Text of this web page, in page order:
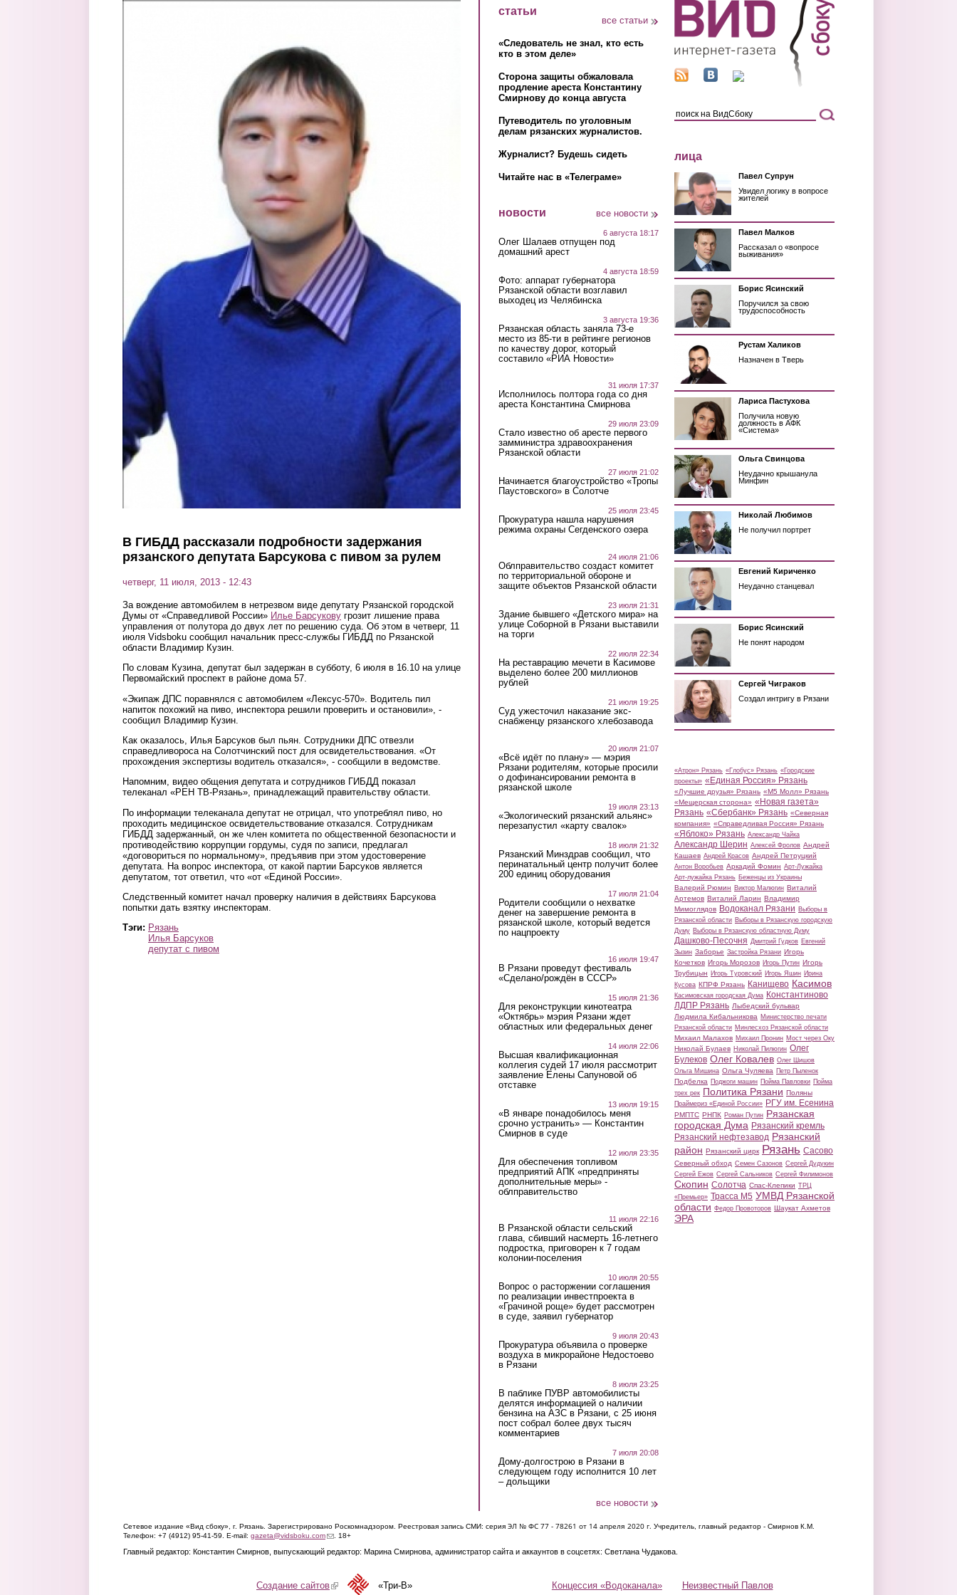
В ГИБДД рассказали подробности задержания
рязанского депутата Барсукова с пивом за рулем
четверг, 11 июля, 2013 - 12:43
За вождение автомобилем в нетрезвом виде депутату Рязанской городской
Думы от «Справедливой России» Илье Барсукову грозит лишение права
управления от полутора до двух лет по решению суда. Об этом в четверг, 11
июля Vidsboku сообщил начальник пресс-службы ГИБДД по Рязанской
области Владимир Кузин.
По словам Кузина, депутат был задержан в субботу, 6 июля в 16.10 на улице
Первомайский проспект в районе дома 57.
«Экипаж ДПС поравнялся с автомобилем «Лексус-570». Водитель пил
напиток похожий на пиво, инспектора решили проверить и остановили», -
сообщил Владимир Кузин.
Как оказалось, Илья Барсуков был пьян. Сотрудники ДПС отвезли
справедливороса на Солотчинский пост для освидетельствования. «От
прохождения экспертизы водитель отказался», - сообщили в ведомстве.
Напомним, видео общения депутата и сотрудников ГИБДД показал
телеканал «РЕН ТВ-Рязань», принадлежащий правительству области.
По информации телеканала депутат не отрицал, что употреблял пиво, но
проходить медицинское освидетельствование отказался. Сотрудникам
ГИБДД задержанный, он же член комитета по общественной безопасности и
противодействию коррупции гордумы, судя по записи, предлагал
«договориться по нормальному», предъявив при этом удостоверение
депутата. На вопрос инспектора, от какой партии Барсуков является
депутатом, тот ответил, что «от «Единой России».
Следственный комитет начал проверку наличия в действиях Барсукова
попытки дать взятку инспекторам.
Тэги: Рязань
Илья Барсуков
депутат с пивом
статьи
все статьи
«Следователь не знал, кто есть
кто в этом деле»
Сторона защиты обжаловала
продление ареста Константину
Смирнову до конца августа
Путеводитель по уголовным
делам рязанских журналистов.
Журналист? Будешь сидеть
Читайте нас в «Телеграме»
новости все новости
6 августа 18:17
Олег Шалаев отпущен под
домашний арест
4 августа 18:59
Фото: аппарат губернатора
Рязанской области возглавил
выходец из Челябинска
3 августа 19:36
Рязанская область заняла 73-е
место из 85-ти в рейтинге регионов
по качеству дорог, который
составило «РИА Новости»
31 июля 17:37
Исполнилось полтора года со дня
ареста Константина Смирнова
29 июля 23:09
Стало известно об аресте первого
замминистра здравоохранения
Рязанской области
27 июля 21:02
Начинается благоустройство «Тропы
Паустовского» в Солотче
25 июля 23:45
Прокуратура нашла нарушения
режима охраны Сегденского озера
24 июля 21:06
Облправительство создаст комитет
по территориальной обороне и
защите объектов Рязанской области
23 июля 21:31
Здание бывшего «Детского мира» на
улице Соборной в Рязани выставили
на торги
22 июля 22:34
На реставрацию мечети в Касимове
выделено более 200 миллионов
рублей
21 июля 19:25
Суд ужесточил наказание экс-
снабженцу рязанского хлебозавода
20 июля 21:07
«Всё идёт по плану» — мэрия
Рязани родителям, которые просили
о дофинансировании ремонта в
рязанской школе
19 июля 23:13
«Экологический рязанский альянс»
перезапустил «карту свалок»
18 июля 21:32
Рязанский Минздрав сообщил, что
перинатальный центр получит более
200 единиц оборудования
17 июля 21:04
Родители сообщили о нехватке
денег на завершение ремонта в
рязанской школе, который ведется
по нацпроекту
16 июля 19:47
В Рязани проведут фестиваль
«Сделано/рождён в СССР»
15 июля 21:36
Для реконструкции кинотеатра
«Октябрь» мэрия Рязани ждет
областных или федеральных денег
14 июля 22:06
Высшая квалификационная
коллегия судей 17 июля рассмотрит
заявление Елены Сапуновой об
отставке
13 июля 19:15
«В январе понадобилось меня
срочно устранить» — Константин
Смирнов в суде
12 июля 23:35
Для обеспечения топливом
предприятий АПК «предприняты
дополнительные меры» -
облправительство
11 июля 22:16
В Рязанской области сельский
глава, сбивший насмерть 16-летнего
подростка, приговорен к 7 годам
колонии-поселения
10 июля 20:55
Вопрос о расторжении соглашения
по реализации инвестпроекта в
«Грачиной роще» будет рассмотрен
в суде, заявил губернатор
9 июля 20:43
Прокуратура объявила о проверке
воздуха в микрорайоне Недостоево
в Рязани
8 июля 23:25
В паблике ПУВР автомобилисты
делятся информацией о наличии
бензина на АЗС в Рязани, с 25 июня
пост собрал более двух тысяч
комментариев
7 июля 20:08
Дому-долгострою в Рязани в
следующем году исполнится 10 лет
– дольщики
все новости
лица
Павел Супрун
Увидел логику в вопросе
жителей
Павел Малков
Рассказал о «вопросе
выживания»
Борис Ясинский
Поручился за свою
трудоспособность
Рустам Халиков
Назначен в Тверь
Лариса Пастухова
Получила новую
должность в АФК
«Система»
Ольга Свинцова
Неудачно крышанула
Минфин
Николай Любимов
Не получил портрет
Евгений Кириченко
Неудачно станцевал
Борис Ясинский
Не понят народом
Сергей Чиграков
Создал интригу в Рязани
«Атрон» Рязань «Глобус» Рязань «Городские
проекты» «Единая Россия» Рязань
«Лучшие друзья» Рязань «М5 Молл» Рязань
«Мещерская сторона» «Новая газета»
Рязань «Сбербанк» Рязань «Северная
компания» «Справедливая Россия» Рязань
«Яблоко» Рязань Александр Чайка
Александр Шерин Алексей Фролов Андрей
Кашаев Андрей Красов Андрей Петруцкий
Антон Воробьев Аркадий Фомин Арт-Лужайка
Арт-лужайка Рязань Беженцы из Украины
Валерий Рюмин Виктор Малюгин Виталий
Артемов Виталий Ларин Владимир
Мимоглядов Водоканал Рязани Выборы в
Рязанской области Выборы в Рязанскую городскую
Думу Выборы в Рязанскую областную Думу
Дашково-Песочня Дмитрий Гудков Евгений
Зызин Заборье Застройка Рязани Игорь
Кочетков Игорь Морозов Игорь Путин Игорь
Трубицын Игорь Туровский Игорь Яшин Ирина
Кусова КПРФ Рязань Канищево Касимов
Касимовская городская Дума Константиново
ЛДПР Рязань Лыбедский бульвар
Людмила Кибальникова Министерство печати
Рязанской области Минлесхоз Рязанской области
Михаил Малахов Михаил Пронин Мост через Оку
Николай Булаев Николай Пилюгин Олег
Булеков Олег Ковалев Олег Шишов
Ольга Мишина Ольга Чуляева Петр Пыленок
Подбелка Поджоги машин Пойма Павловки Пойма
трех рек Политика Рязани Поляны
Праймериз «Единой России» РГУ им. Есенина
РМПТС РНПК Роман Путин Рязанская
городская Дума Рязанский кремль
Рязанский нефтезавод Рязанский
район Рязанский цирк Рязань Сасово
Северный обход Семен Сазонов Сергей Дудукин
Сергей Ежов Сергей Сальников Сергей Филимонов
Скопин Солотча Спас-Клепики ТРЦ
«Премьер» Трасса М5 УМВД Рязанской
области Федор Провоторов Шаукат Ахметов
ЭРА
Сетевое издание «Вид сбоку», г. Рязань. Зарегистрировано Роскомнадзором. Реестровая запись СМИ: серия ЭЛ № ФС 77 - 78261 от 14 апреля 2020 г. Учредитель, главный редактор - Смирнов К.М.
Телефон: +7 (4912) 95-41-59. E-mail: gazeta@vidsboku.com(link sends e-mail)
. 18+
Главный редактор: Константин Смирнов, выпускающий редактор: Марина Смирнова, администратор сайта и аккаунтов в соцсетях: Светлана Чудакова.
Концессия «Водоканала» Неизвестный Павлов
Создание сайтов(link is external)«Три-В»